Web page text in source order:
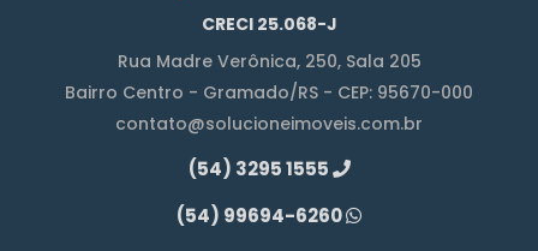
CRECI 25.068-J
Rua Madre Verônica, 250, Sala 205
Bairro Centro - Gramado/RS - CEP: 95670-000
contato@solucioneimoveis.com.br
(54) 3295 1555
(54) 99694-6260